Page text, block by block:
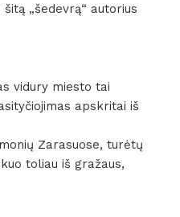
„šedevrą“ autorius
vidury miesto tai
apskritai iš
Zarasuose, turėtų
toliau iš gražaus,